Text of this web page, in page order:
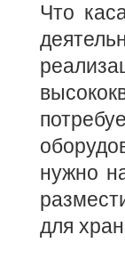
Что
нужно
для